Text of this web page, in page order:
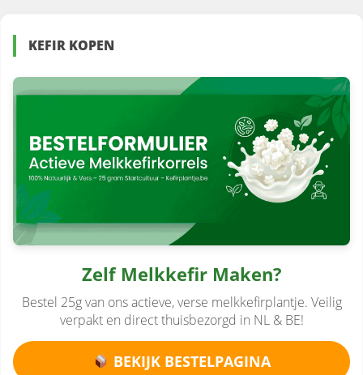
KEFIR KOPEN
Zelf Melkkefir Maken?
Bestel 25g van ons actieve, verse melkkefirplantje. Veilig
verpakt en direct thuisbezorgd in NL & BE!
BEKIJK BESTELPAGINA